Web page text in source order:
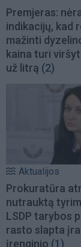
Premjeras:
indikacijų, kad
mažinti
kaina turi
už litrą (2)
Aktualijos
Prokuratūra
nutrauktą
LSDP tarybos
rasto slapta
įrenginio (1)